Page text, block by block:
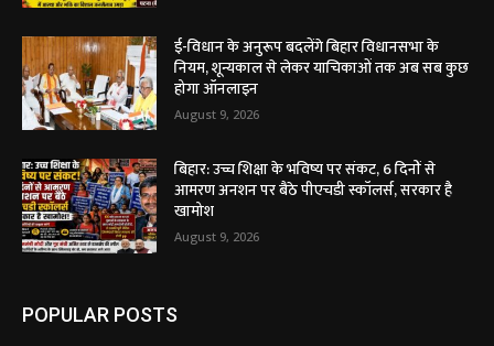
ई-विधान के अनुरूप बदलेंगे बिहार विधानसभा के
नियम, शून्यकाल से लेकर याचिकाओं तक अब सब कुछ
होगा ऑनलाइन
August 9, 2026
बिहार: उच्च शिक्षा के भविष्य पर संकट, 6 दिनों से
आमरण अनशन पर बैठे पीएचडी स्कॉलर्स, सरकार है
खामोश
August 9, 2026
POPULAR POSTS